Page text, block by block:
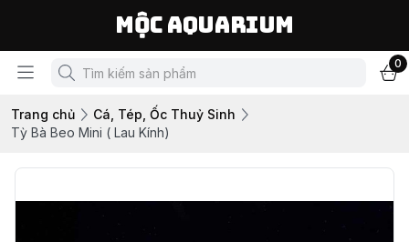
Mộc Aquarium
0
Trang chủ
Cá, Tép, Ốc Thuỷ Sinh
Tỳ Bà Beo Mini ( Lau Kính)